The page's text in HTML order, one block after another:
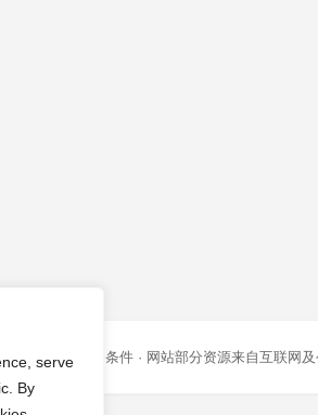
serve
By
策| 服务条款和条件 · 网站部分资源来自互联网